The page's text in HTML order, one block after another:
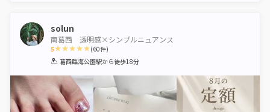
solun
南葛西 透明感×シンプルニュアンス
5
1 2 3 4 5
(60件)
葛西臨海公園駅から徒歩18分